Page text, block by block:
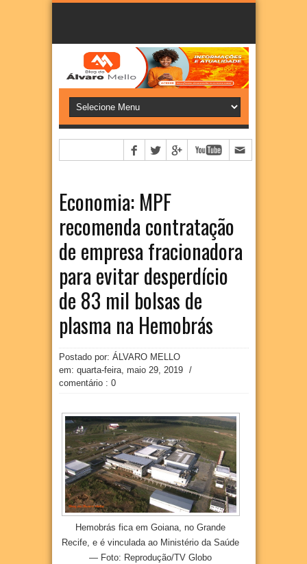
Economia: MPF
recomenda contratação
de empresa fracionadora
para evitar desperdício
de 83 mil bolsas de
plasma na Hemobrás
Postado por: ÁLVARO MELLO
em: quarta-feira, maio 29, 2019
/
comentário : 0
Hemobrás fica em Goiana, no Grande
Recife, e é vinculada ao Ministério da Saúde
— Foto: Reprodução/TV Globo